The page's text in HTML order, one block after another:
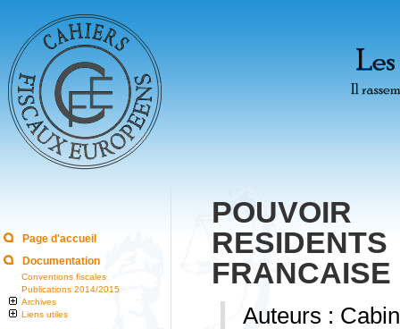
Page d'accueil
Documentation
Conventions fiscales
Publications 2014/2015
Archives
Liens utiles
FRANCAISE
Auteurs :